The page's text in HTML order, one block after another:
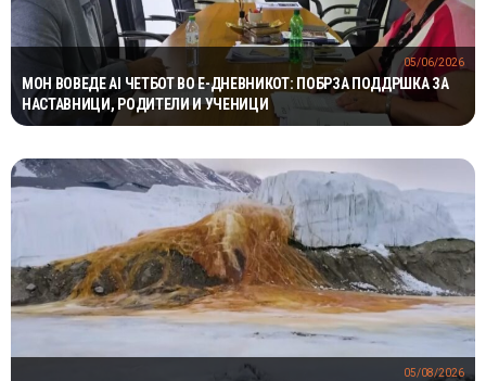
МОН ВОВЕДЕ AI ЧЕТБОТ ВО Е-ДНЕВНИКОТ: ПОБРЗА ПОДДРШКА ЗА
НАСТАВНИЦИ, РОДИТЕЛИ И УЧЕНИЦИ
05/06/2026
05/08/2026